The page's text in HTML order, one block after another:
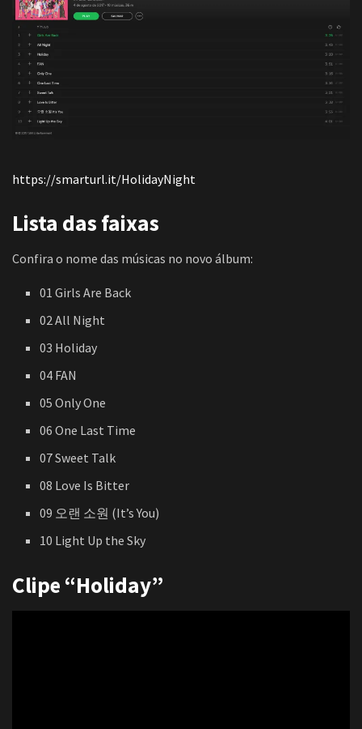
https://smarturl.it/HolidayNight
Lista das faixas
Confira o nome das músicas no novo álbum:
01 Girls Are Back
02 All Night
03 Holiday
04 FAN
05 Only One
06 One Last Time
07 Sweet Talk
08 Love Is Bitter
09 오랜 소원 (It’s You)
10 Light Up the Sky
Clipe “Holiday”